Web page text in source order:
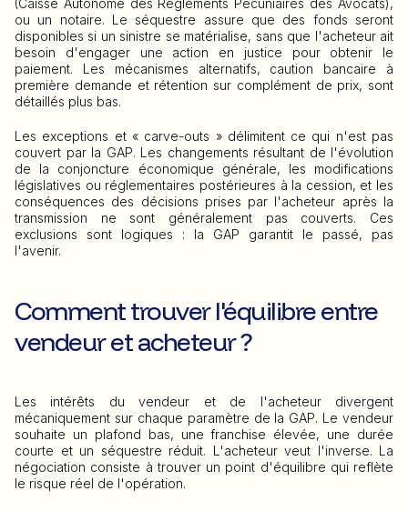
(Caisse Autonome des Règlements Pécuniaires des Avocats),
ou un notaire. Le séquestre assure que des fonds seront
disponibles si un sinistre se matérialise, sans que l'acheteur ait
besoin d'engager une action en justice pour obtenir le
paiement. Les mécanismes alternatifs, caution bancaire à
première demande et rétention sur complément de prix, sont
détaillés plus bas.
Les exceptions et « carve-outs » délimitent ce qui n'est pas
couvert par la GAP. Les changements résultant de l'évolution
de la conjoncture économique générale, les modifications
législatives ou réglementaires postérieures à la cession, et les
conséquences des décisions prises par l'acheteur après la
transmission ne sont généralement pas couverts. Ces
exclusions sont logiques : la GAP garantit le passé, pas
l'avenir.
Comment trouver l'équilibre entre
vendeur et acheteur ?
Les intérêts du vendeur et de l'acheteur divergent
mécaniquement sur chaque paramètre de la GAP. Le vendeur
souhaite un plafond bas, une franchise élevée, une durée
courte et un séquestre réduit. L'acheteur veut l'inverse. La
négociation consiste à trouver un point d'équilibre qui reflète
le risque réel de l'opération.